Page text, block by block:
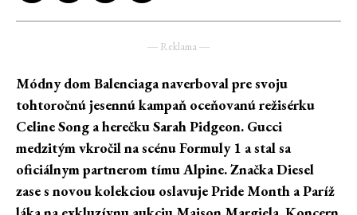
― Reklama ―
Módny dom Balenciaga naverboval pre svoju
tohtoročnú jesennú kampaň oceňovanú režisérku
Celine Song a herečku Sarah Pidgeon. Gucci
medzitým vkročil na scénu Formuly 1 a stal sa
oficiálnym partnerom tímu Alpine. Značka Diesel
zase s novou kolekciou oslavuje Pride Month a Paríž